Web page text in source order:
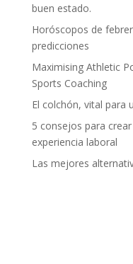
buen estado.
Horóscopos de
predicciones
Maximising Athletic
Sports Coaching
El colchón, vital para
5 consejos para
experiencia laboral
Las mejores